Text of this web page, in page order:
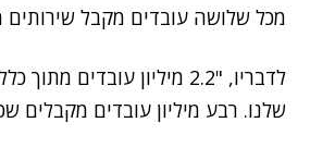
מכל שלושה עובדים מקבל שירותים
שלנו. רבע מיליון עובדים מקבלים